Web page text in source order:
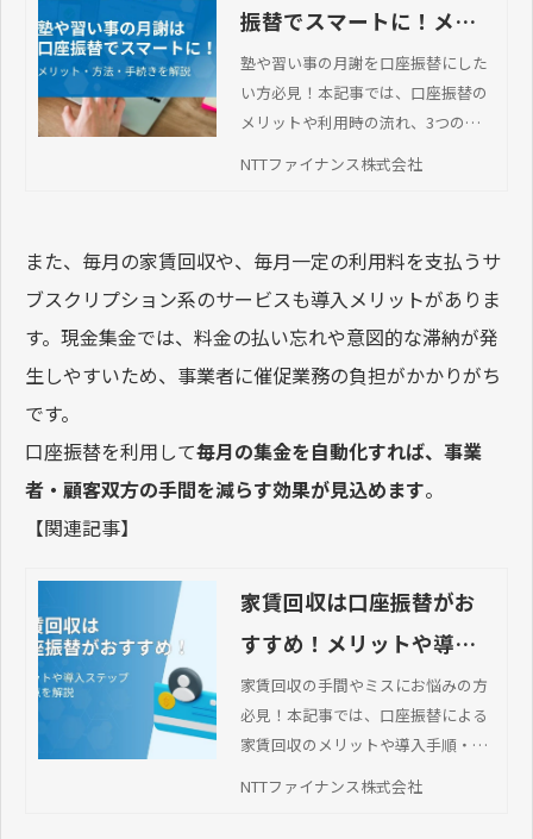
振替でスマートに！メリ
ット・方法・手続きを解
説
塾や習い事の月謝を口座振替にした
い方必見！本記事では、口座振替の
メリットや利用時の流れ、3つの注
意点などについて解説します。
NTTファイナンス株式会社
また、毎月の家賃回収や、毎月一定の利用料を支払うサ
ブスクリプション系のサービスも導入メリットがありま
す。現金集金では、料金の払い忘れや意図的な滞納が発
生しやすいため、事業者に催促業務の負担がかかりがち
です。
口座振替を利用して毎月の集金を自動化すれば、事業
者・顧客双方の手間を減らす効果が見込めます。
【関連記事】
家賃回収は口座振替がお
すすめ！メリットや導入
ステップ・注意点を解説
家賃回収の手間やミスにお悩みの方
必見！本記事では、口座振替による
家賃回収のメリットや導入手順・注
NTTファイナンス株式会社